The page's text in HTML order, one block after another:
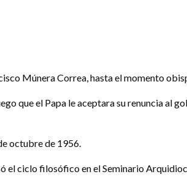
Múnera Correa, hasta el momento
que el Papa le aceptara su renuncia al
octubre de 1956.
el ciclo filosófico en el Seminario